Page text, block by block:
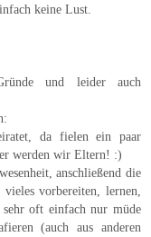
keine Lust.
und leider auch
da fielen ein paar
werden wir Eltern! :)
anschließend die
vorbereiten, lernen,
oft einfach nur müde
(auch aus anderen